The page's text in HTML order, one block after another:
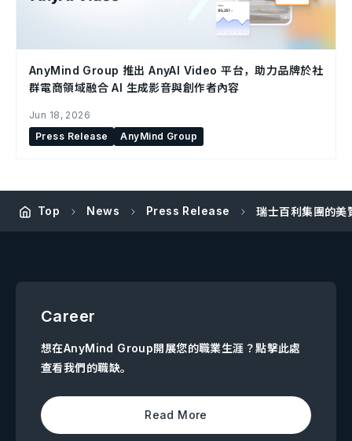
AnyMind Group 推出 AnyAI Video 平台，助力品牌於社
群電商領域融合 AI 生成影音與創作者內容
Jun 18, 2026
Press Release
AnyMind Group
Top News Press Release 瑞士百利集團的
Career
想在AnyMind Group開展您的職業生涯？點擊此處
查看我們的職缺。
Read More